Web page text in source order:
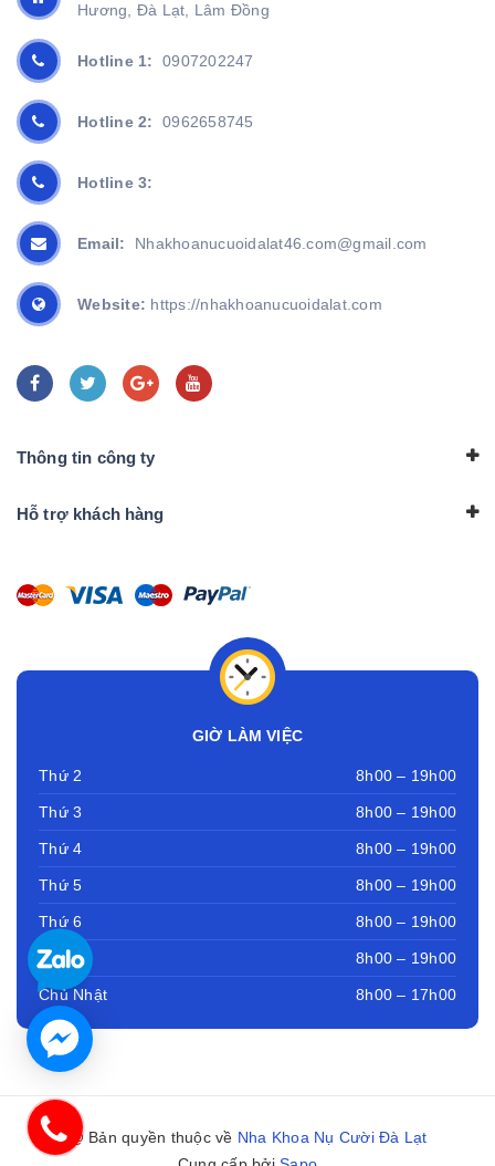
Hương, Đà Lạt, Lâm Đồng
Hotline 1: 0907202247
Hotline 2: 0962658745
Hotline 3:
Email: Nhakhoanucuoidalat46.com@gmail.com
Website: https://nhakhoanucuoidalat.com
Thông tin công ty
Hỗ trợ khách hàng
GIỜ LÀM VIỆC
Thứ 2 8h00 – 19h00
Thứ 3 8h00 – 19h00
Thứ 4 8h00 – 19h00
Thứ 5 8h00 – 19h00
Thứ 6 8h00 – 19h00
Thứ 7 8h00 – 19h00
Chủ Nhật 8h00 – 17h00
@ Bản quyền thuộc về Nha Khoa Nụ Cười Đà Lạt